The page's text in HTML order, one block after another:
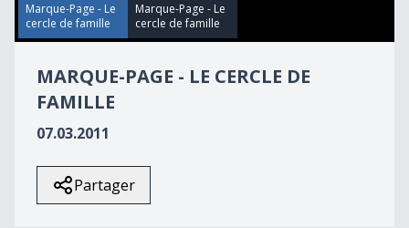
seconds
Marque-Page - Le
cercle de famille
Marque-Page - Le
cercle de famille
MARQUE-PAGE - LE CERCLE DE
FAMILLE
07.03.2011
Partager